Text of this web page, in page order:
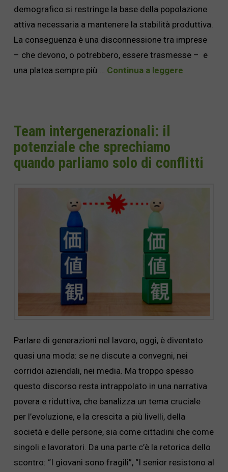
demografico si restringe la base della popolazione
attiva necessaria a mantenere la stabilità produttiva.
La conseguenza è una disconnessione tra imprese
– che devono, o potrebbero, essere trasmesse – e
una platea sempre più … Continua a leggere
Team intergenerazionali: il
potenziale che sprechiamo
quando parliamo solo di conflitti
Parlare di generazioni nel lavoro, oggi, è diventato
quasi una moda: se ne discute a convegni, nei
corridoi aziendali, nei media. Ma troppo spesso
questo discorso resta intrappolato in una narrativa
povera e riduttiva, che banalizza un tema cruciale
per l’evoluzione, e la crescita a più livelli, della
società e delle persone, sia come cittadini che come
singoli e lavoratori. Da una parte c’è la retorica dello
scontro: “I giovani sono fragili”, “I senior resistono al